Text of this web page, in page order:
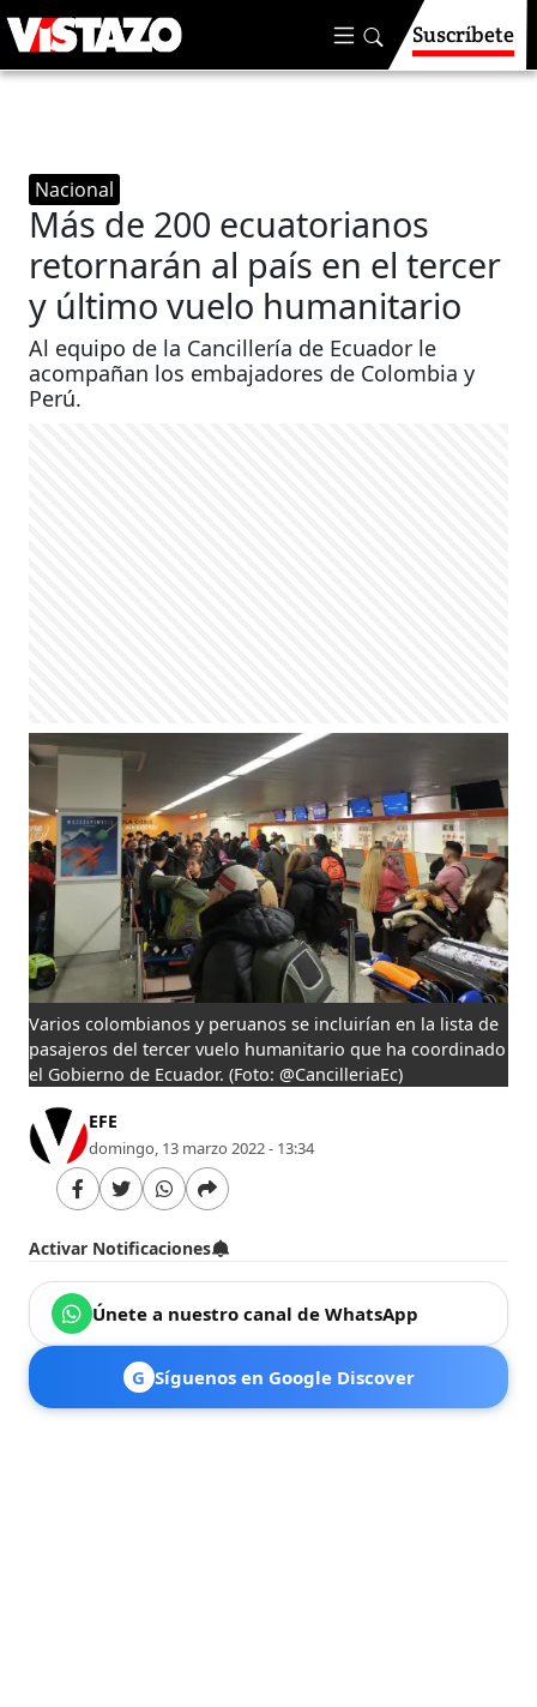
Suscríbete
Nacional
Más de 200 ecuatorianos
retornarán al país en el tercer
y último vuelo humanitario
Al equipo de la Cancillería de Ecuador le
acompañan los embajadores de Colombia y
Perú.
Varios colombianos y peruanos se incluirían en la lista de
pasajeros del tercer vuelo humanitario que ha coordinado
el Gobierno de Ecuador.(Foto: @CancilleriaEc)
EFE
domingo, 13 marzo 2022 - 13:34
Activar Notificaciones
Únete a nuestro canal de WhatsApp
G Síguenos en Google Discover